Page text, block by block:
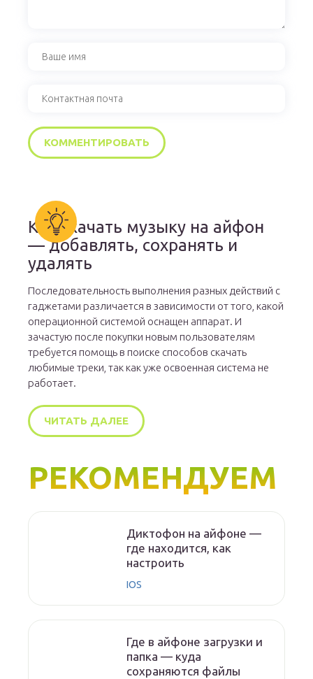
Как скачать музыку на айфон
— добавлять, сохранять и
удалять
Последовательность выполнения разных действий с
гаджетами различается в зависимости от того, какой
операционной системой оснащен аппарат. И
зачастую после покупки новым пользователям
требуется помощь в поиске способов скачать
любимые треки, так как уже освоенная система не
работает.
ЧИТАТЬ ДАЛЕЕ
РЕКОМЕНДУЕМ
Диктофон на айфоне —
где находится, как
настроить
IOS
Где в айфоне загрузки и
папка — куда
сохраняются файлы